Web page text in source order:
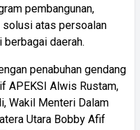
pembangunan,
atas persoalan
daerah.
penabuhan gendang
APEKSI Alwis Rustam,
Wakil Menteri Dalam
Utara Bobby Afif